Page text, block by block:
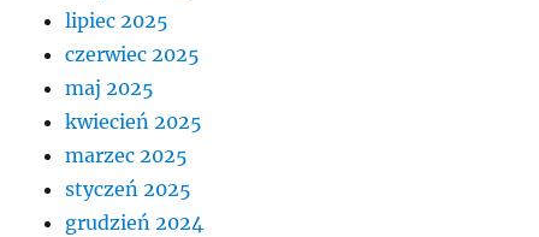
lipiec 2025
czerwiec 2025
maj 2025
kwiecień 2025
marzec 2025
styczeń 2025
grudzień 2024